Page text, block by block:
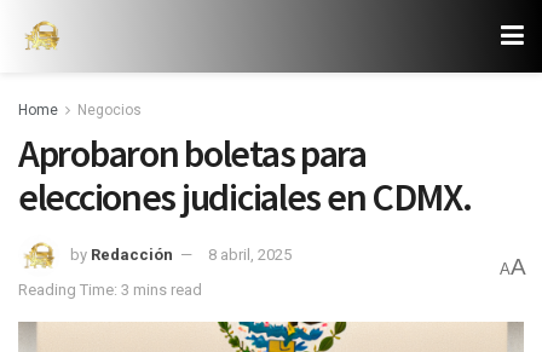
Home Negocios
Aprobaron boletas para
elecciones judiciales en CDMX.
by Redacción
8 abril, 2025
Reading Time: 3 mins read
AA